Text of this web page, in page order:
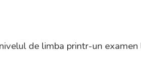
de limba printr-un examen